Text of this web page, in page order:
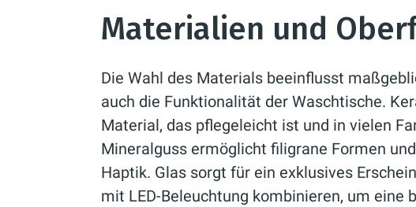
Materialien und
Die Wahl des Materials beeinflusst
auch die Funktionalität der Waschtische.
Material, das pflegeleicht ist und in vielen
Mineralguss ermöglicht filigrane Formen
Haptik. Glas sorgt für ein exklusives
mit LED-Beleuchtung kombinieren, um eine